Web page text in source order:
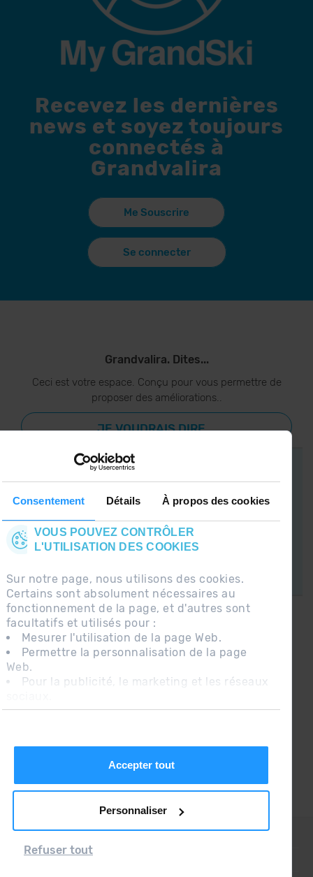
Consentement Détails À propos des cookies
VOUS POUVEZ CONTRÔLER
L'UTILISATION DES COOKIES
Sur notre page, nous utilisons des cookies.
Certains sont absolument nécessaires au
fonctionnement de la page, et d'autres sont
facultatifs et utilisés pour :
Mesurer l'utilisation de la page Web.
Permettre la personnalisation de la page
Web.
Pour la publicité, le marketing et les réseaux
En cliquant sur « Accepter tout », vous
Accepter tout
Personnaliser
Refuser tout
Recevez les dernières
news et soyez toujours
connectés à
Grandvalira
Me Souscrire
Se connecter
Grandvalira. Dites...
Ceci est votre espace. Conçu pour vous permettre de
proposer des améliorations..
JE VOUDRAIS DIRE...
APP GRANDVALIRA
Maintenant, l'essentiel dans votre poche.
CONNECTEZ-VOUS À GRANDVALIRA!
Suivez-nous sur les Réseaux Sociaux et soyez
le premier à recevoir les nouvelles :)